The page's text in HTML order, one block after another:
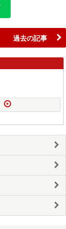
過去の記事